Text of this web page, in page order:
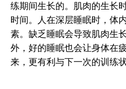
练期间生长的。肌肉的生长
时间。人在深层睡眠时，体
素。缺乏睡眠会导致肌肉生
外，好的睡眠也会让身体在
来，更有利与下一次的训练状